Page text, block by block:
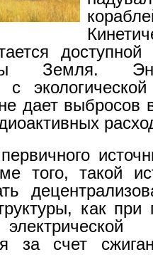
Земля.
с
дает выбросов
того, такой
как при
за счет